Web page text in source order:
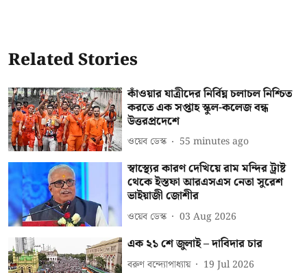
Related Stories
কাঁওয়ার যাত্রীদের নির্বিঘ্ন চলাচল নিশ্চিত
করতে এক সপ্তাহ স্কুল-কলেজ বন্ধ
উত্তরপ্রদেশে
ওয়েব ডেস্ক 55 minutes ago
স্বাস্থ্যের কারণ দেখিয়ে রাম মন্দির ট্রাষ্ট
থেকে ইস্তফা আরএসএস নেতা সুরেশ
ভাইয়াজী জোশীর
ওয়েব ডেস্ক 03 Aug 2026
এক ২১ শে জুলাই – দাবিদার চার
বরুণ বন্দ্যোপাধ্যায় 19 Jul 2026